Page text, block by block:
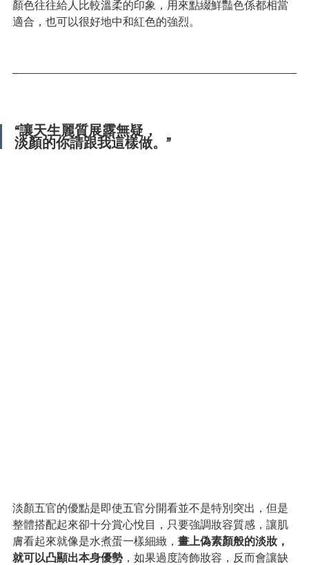
顏色往往給人比較溫柔的印象，用來點綴鮮豔色係都相當
適合，也可以很好地中和紅色的強烈。
“讓天生麗質展露無疑，
淡顏的你請跟我這樣做。”
淡顏五官的優點是即使五官分開看並不是特別突出，但是
整體搭配起來卻十分賞心悅目，只要強調妝容質感，讓肌
膚看起來就像是水煮蛋一樣細緻， 畫上偽素顏般的淡妝，
就可以凸顯出本身優勢 ，如果過度誇飾妝容，反而會讓缺